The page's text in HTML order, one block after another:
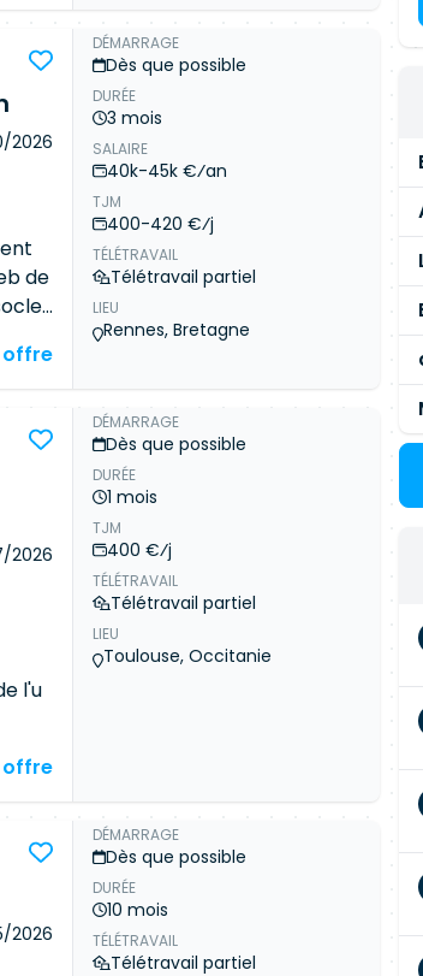
des
-
2026
de
offre
DÉMARRAGE
Dès que possible
DURÉE
3 mois
SALAIRE
40k-45k €⁄an
TJM
400-420 €⁄j
TÉLÉTRAVAIL
Télétravail partiel
LIEU
Rennes, Bretagne
2026
l'u
offre
DÉMARRAGE
Dès que possible
DURÉE
1 mois
TJM
400 €⁄j
TÉLÉTRAVAIL
Télétravail partiel
LIEU
Toulouse, Occitanie
2026
DÉMARRAGE
Dès que possible
DURÉE
10 mois
TÉLÉTRAVAIL
Télétravail partiel